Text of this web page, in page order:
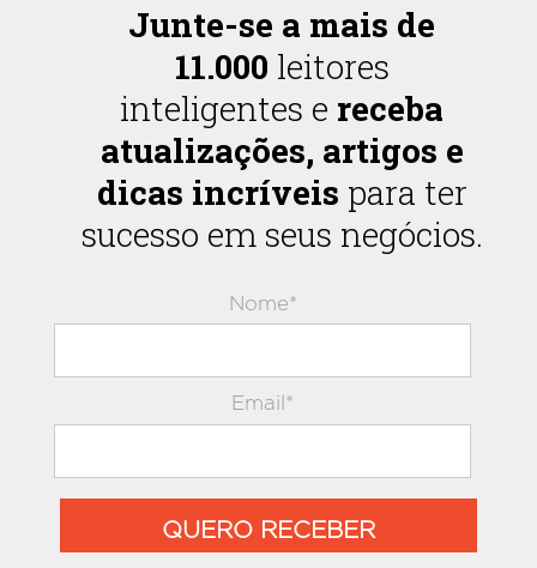
Junte-se a mais de
11.000 leitores
inteligentes e receba
atualizações, artigos e
dicas incríveis para ter
sucesso em seus negócios.
Nome*
Email*
QUERO RECEBER